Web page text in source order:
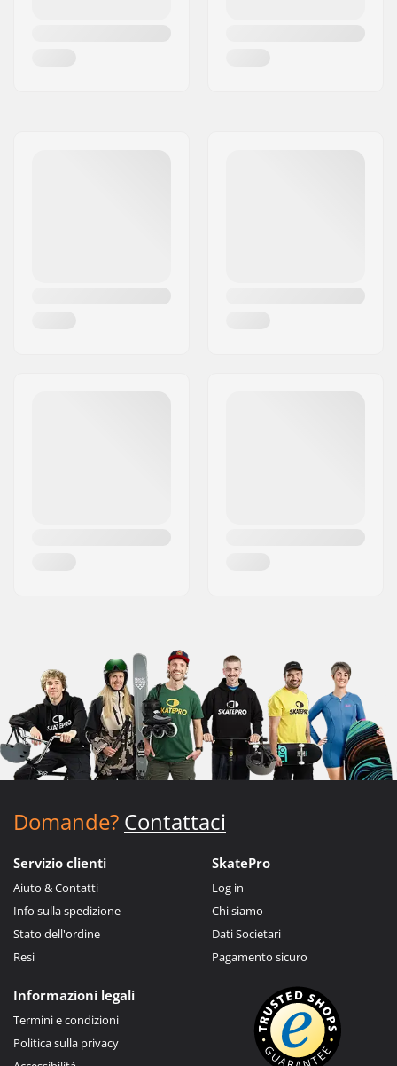
Domande? Contattaci
Servizio clienti
Aiuto & Contatti
Info sulla spedizione
Stato dell'ordine
Resi
SkatePro
Log in
Chi siamo
Dati Societari
Pagamento sicuro
Informazioni legali
Termini e condizioni
Politica sulla privacy